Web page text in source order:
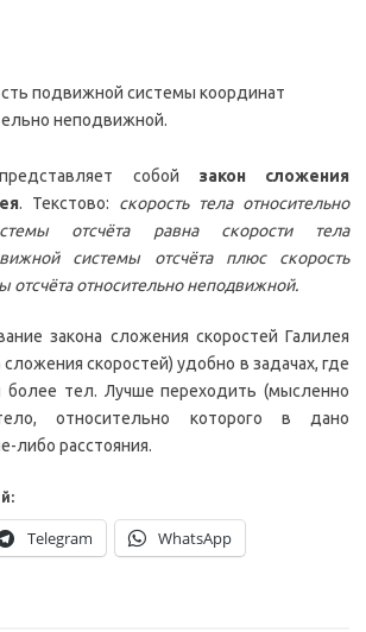
подвижной системы координат
неподвижной.
собой закон сложения
. Текстово: скорость тела относительно
отсчёта равна скорости тела
системы отсчёта плюс скорость
отсчёта относительно неподвижной.
закона сложения скоростей Галилея
скоростей) удобно в задачах, где
тел. Лучше переходить (мысленно
относительно которого в дано
либо расстояния.
Telegram WhatsApp